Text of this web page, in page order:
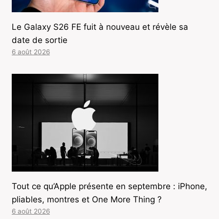
Le Galaxy S26 FE fuit à nouveau et révèle sa
date de sortie
6 août 2026
Tout ce qu’Apple présente en septembre : iPhone,
pliables, montres et One More Thing ?
6 août 2026